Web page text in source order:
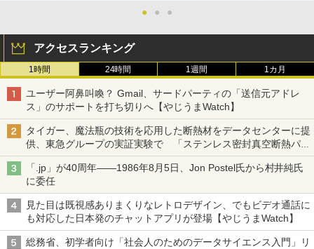
● ● ●
アクセスランキング
1時間 24時間 1週間 1カ月
ユーザー阿鼻叫喚？ Gmail、サードパーティの「送信元アドレ
ス」のサポートを打ち切りへ【やじうまWatch】
タイガー、魔法瓶の技術を応用した断熱材をデータセンターに提
供、東急グループの実証実験で 「ステンレス密封真空断熱パネ
ル TIVIP」
「.jp」が40周年――1986年8月5日、Jon Postel氏から村井純氏
に委任
見た目は既視感ありまくりなレトロデザイン、でもビデオ通話に
も対応した日本発のチャットアプリが登場【やじうまWatch】
総務省、初学者向け「社会人のためのデータサイエンス入門」リ